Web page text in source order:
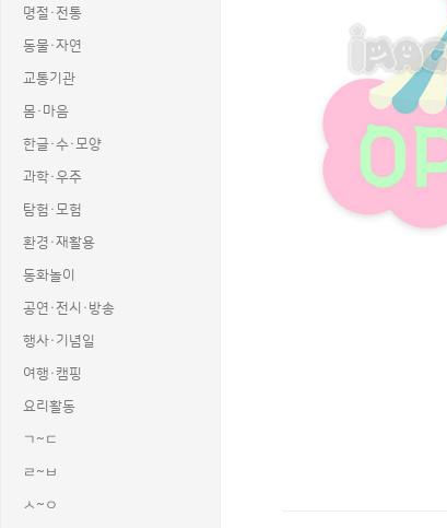
명절·전통
동물·자연
교통기관
몸·마음
한글·수·모양
과학·우주
탐험·모험
환경·재활용
동화놀이
공연·전시·방송
행사·기념일
여행·캠핑
요리활동
ㄱ~ㄷ
ㄹ~ㅂ
ㅅ~ㅇ